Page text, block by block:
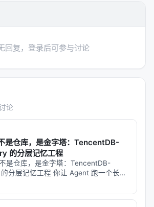
Advanced AI Search Over
launch doc
若原文为综述则为覆盖的基准与趋
、BEIR、Natural
、MRR、Recall@k、Hit@k、人
功率、延迟与 token 成本；
、稠密检索、交叉编码器重排、
商业搜索 API；
质量的贡献。
回复，登录后可参与讨论
论
是仓库，是金字塔：TencentDB-
的分层记忆工程
是仓库，是金字塔：TencentDB-
分层记忆工程 你让 Agent 跑一个长任
开始"失忆"——忘了前面做过什么，重
，上下文窗口塞满了冗长的日志。你不